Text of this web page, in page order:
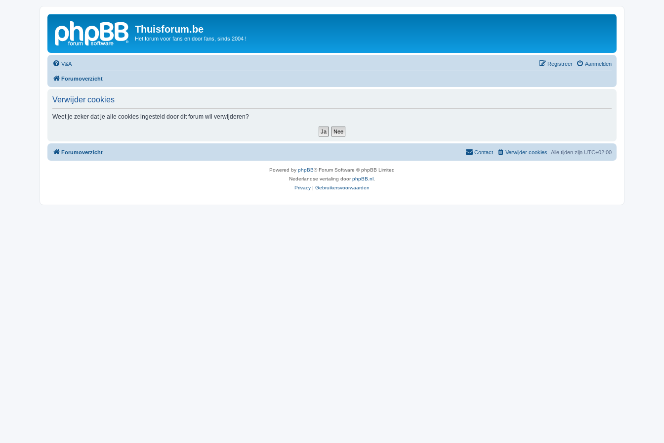
Thuisforum.be
Het forum voor fans en door fans, sinds 2004 !
V&A Aanmelden
Registreer
Forumoverzicht
Verwijder cookies
Weet je zeker dat je alle cookies ingesteld door dit forum wil verwijderen?
Forumoverzicht Alle tijden zijn UTC+02:00
Verwijder cookies
Contact
Powered by phpBB® Forum Software © phpBB Limited
Nederlandse vertaling doorphpBB.nl
Privacy | Gebruikersvoorwaarden